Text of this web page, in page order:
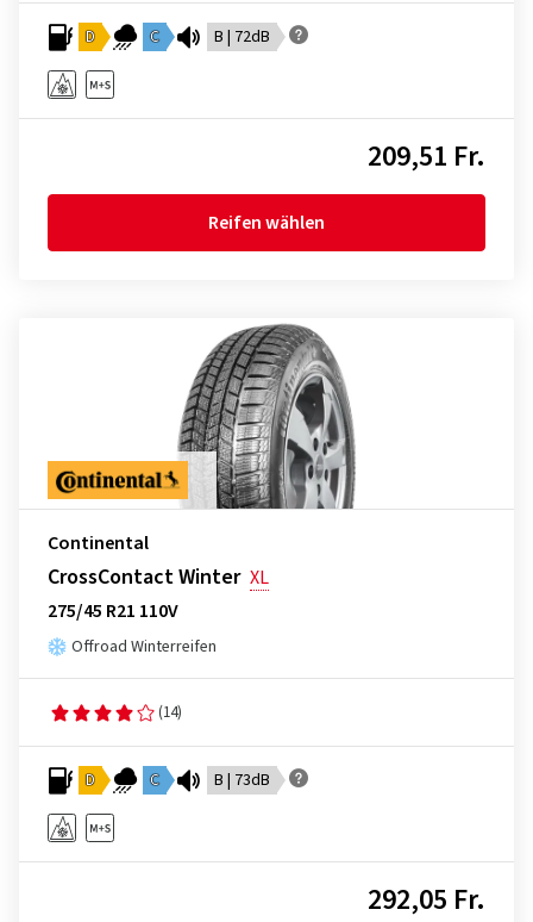
D C B | 72dB
209,51 Fr.
Reifen wählen
Continental
CrossContact Winter XL
275/45 R21 110V
Offroad Winterreifen
(14)
D C B | 73dB
292,05 Fr.